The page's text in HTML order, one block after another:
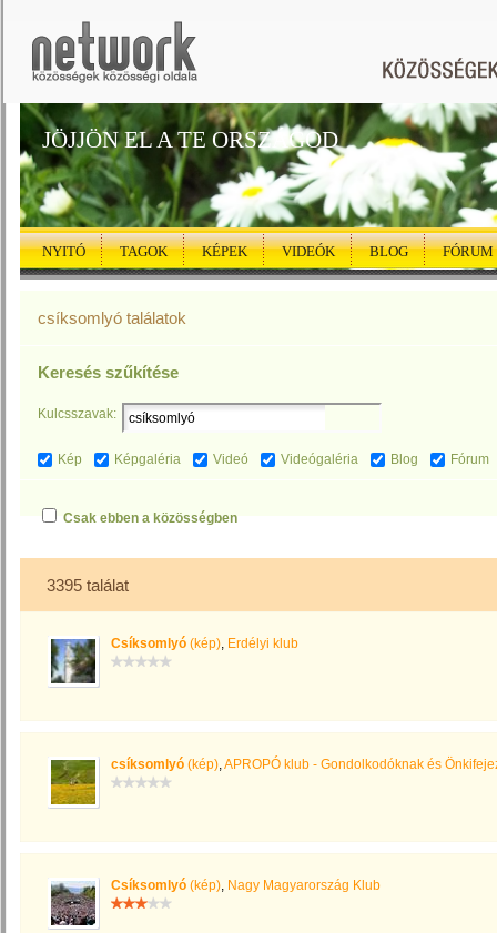
JÖJJÖN EL A TE ORSZÁGOD
NYITÓ TAGOK KÉPEK VIDEÓK BLOG FÓRUM
csíksomlyó találatok
Keresés szűkítése
Kulcsszavak:
Kép Képgaléria Videó Videógaléria Blog Fórum
Csak ebben a közösségben
3395 találat
Csíksomlyó (kép), Erdélyi klub
csíksomlyó (kép),APROPÓ klub - Gondolkodóknak és
Csíksomlyó (kép), Nagy Magyarország Klub